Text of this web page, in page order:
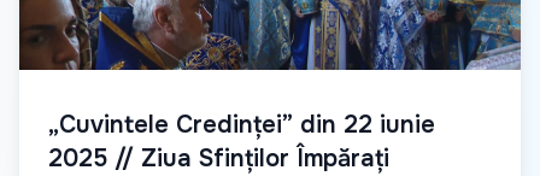
„Cuvintele Credinței” din 22 iunie
2025 // Ziua Sfinților Împărați